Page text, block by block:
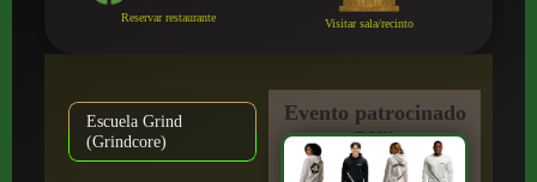
Reservar restaurante Visitar sala/recinto
Escuela Grind
(Grindcore)
Evento patrocinado
por: